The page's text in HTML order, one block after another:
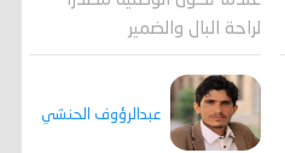
لراحة البال والضمير
عبدالرؤوف الحنشي